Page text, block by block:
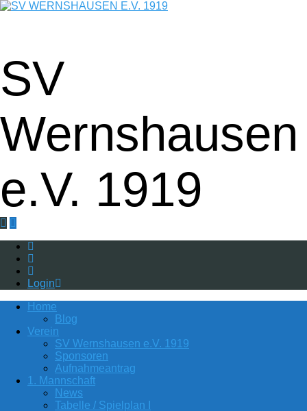
SV
Wernshausen
e.V. 1919
Login
Home
Blog
Verein
SV Wernshausen e.V. 1919
Sponsoren
Aufnahmeantrag
1. Mannschaft
News
Tabelle / Spielplan I